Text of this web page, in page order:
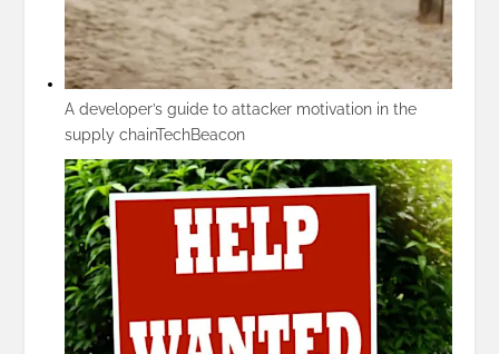
A developer’s guide to attacker motivation in the
supply chainTechBeacon